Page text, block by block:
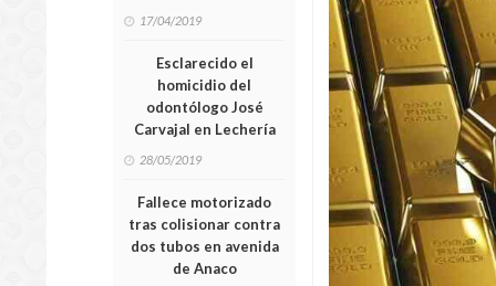
17/04/2019
Esclarecido el
homicidio del
odontólogo José
Carvajal en Lechería
28/05/2019
Fallece motorizado
tras colisionar contra
dos tubos en avenida
de Anaco